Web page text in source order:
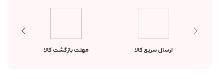
ارسال سریع کالا مهلت بازگشت کالا